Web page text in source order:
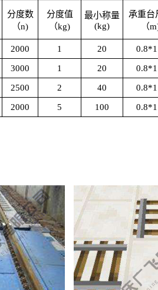
分度数
（n)
分度值
（kg)
最小称量
(kg)
承重台
（
2000 1 20
3000 1 20
2500 2 40
2000 5 100